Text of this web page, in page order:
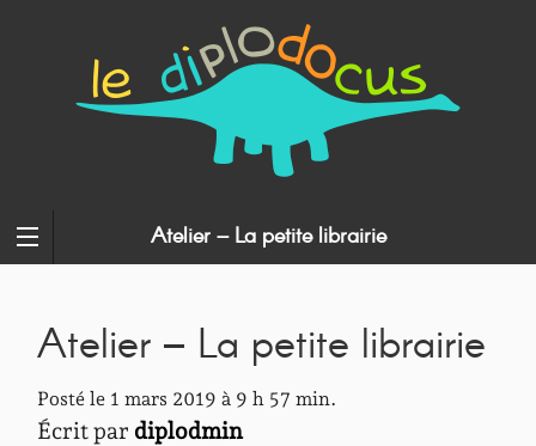
Atelier – La petite librairie
Atelier – La petite librairie
Posté le 1 mars 2019 à 9 h 57 min.
Écrit par diplodmin